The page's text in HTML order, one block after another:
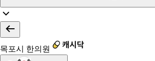
목포시 한의원